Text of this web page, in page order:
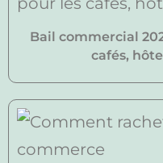
Bail commercial
cafés,